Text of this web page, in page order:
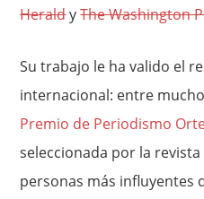
HeraldyThe Washington
Su trabajo le ha valido el
internacional: entre
Premio de Periodismo
seleccionada por la revista
personas más influyentes